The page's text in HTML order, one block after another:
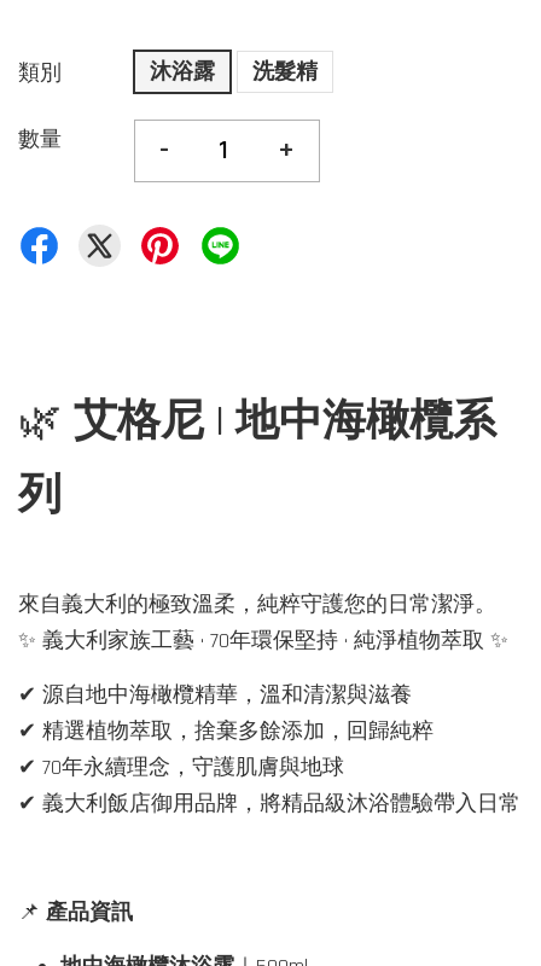
類別 沐浴露 洗髮精
數量 - +
🌿 艾格尼 | 地中海橄欖系
列
來自義大利的極致溫柔，純粹守護您的日常潔淨。
✨ 義大利家族工藝 · 70年環保堅持 · 純淨植物萃取 ✨
✔ 源自地中海橄欖精華，溫和清潔與滋養
✔ 精選植物萃取，捨棄多餘添加，回歸純粹
✔ 70年永續理念，守護肌膚與地球
✔ 義大利飯店御用品牌，將精品級沐浴體驗帶入日常
📌 產品資訊